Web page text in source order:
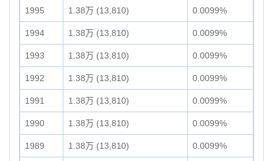
1995 1.38万 (13,810) 0.0099%
1994 1.38万 (13,810) 0.0099%
1993 1.38万 (13,810) 0.0099%
1992 1.38万 (13,810) 0.0099%
1991 1.38万 (13,810) 0.0099%
1990 1.38万 (13,810) 0.0099%
1989 1.38万 (13,810) 0.0099%